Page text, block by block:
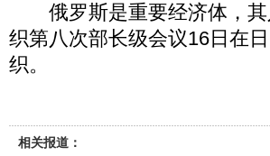
俄罗斯是重要经济体，其
织第八次部长级会议16日在
织。
相关报道：